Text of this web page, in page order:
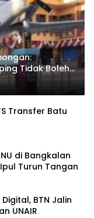
Tidak Boleh
Transfer Batu
di Bangkalan
Turun Tangan
BTN Jalin
UNAIR